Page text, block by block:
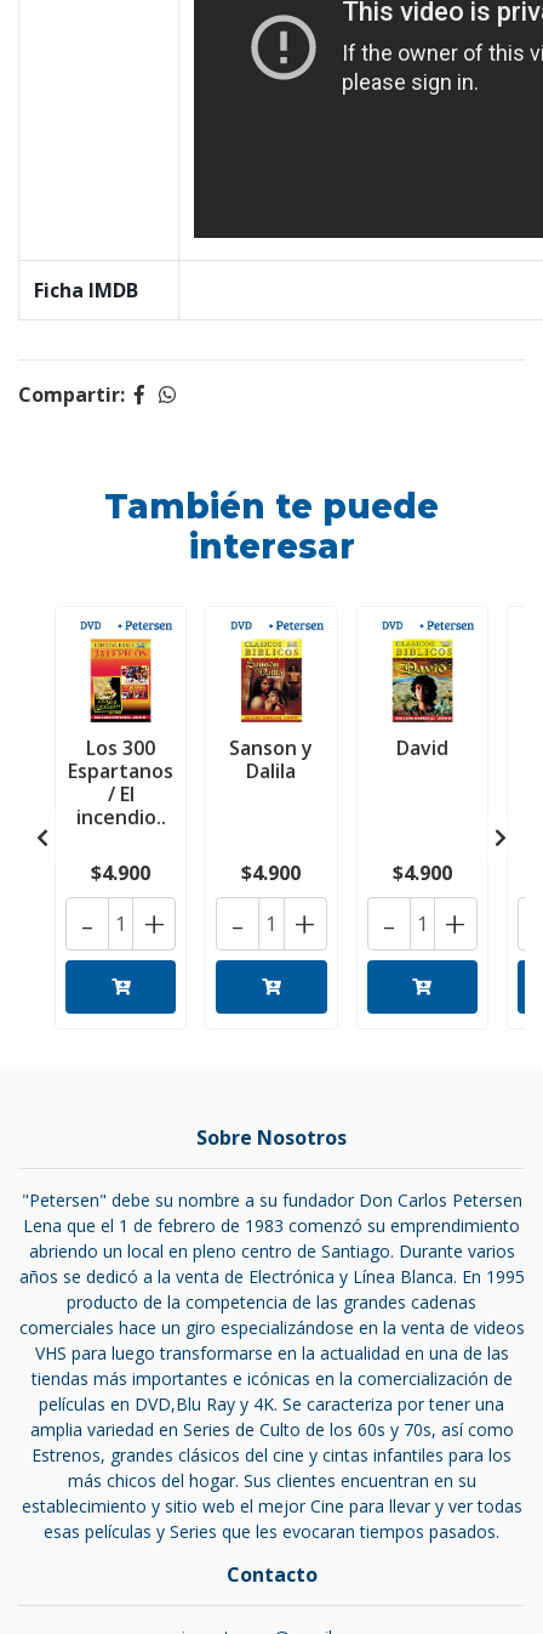
Ficha IMDB
Compartir:
También te puede
interesar
Los 300
Espartanos
/ El
incendio..
$4.900
+
-
Sanson y
Dalila
$4.900
+
-
David
$4.900
+
-
Sobre Nosotros
"Petersen" debe su nombre a su fundador Don Carlos Petersen
Lena que el 1 de febrero de 1983 comenzó su emprendimiento
abriendo un local en pleno centro de Santiago. Durante varios
años se dedicó a la venta de Electrónica y Línea Blanca. En 1995
producto de la competencia de las grandes cadenas
comerciales hace un giro especializándose en la venta de videos
VHS para luego transformarse en la actualidad en una de las
tiendas más importantes e icónicas en la comercialización de
películas en DVD,Blu Ray y 4K. Se caracteriza por tener una
amplia variedad en Series de Culto de los 60s y 70s, así como
Estrenos, grandes clásicos del cine y cintas infantiles para los
más chicos del hogar. Sus clientes encuentran en su
establecimiento y sitio web el mejor Cine para llevar y ver todas
esas películas y Series que les evocaran tiempos pasados.
Contacto